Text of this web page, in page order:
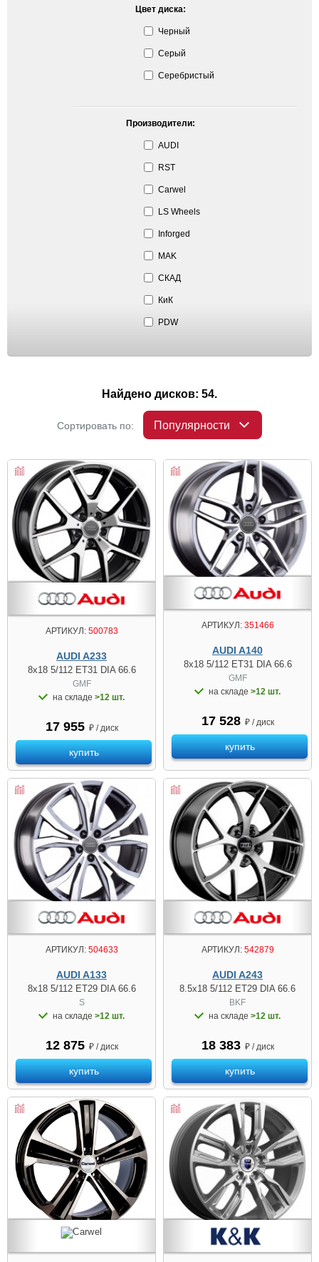
Цвет диска:
Черный
Серый
Серебристый
Производители:
AUDI
RST
Carwel
LS Wheels
Inforged
MAK
СКАД
КиК
PDW
Найдено дисков: 54.
Сортировать по: Популярности
АРТИКУЛ:500783
AUDI A233
8x18 5/112 ET31 DIA 66.6
GMF
на складе >12 шт.
17 955 ₽ / диск
купить
АРТИКУЛ:351466
AUDI A140
8x18 5/112 ET31 DIA 66.6
GMF
на складе >12 шт.
17 528 ₽ / диск
купить
АРТИКУЛ:504633
AUDI A133
8x18 5/112 ET29 DIA 66.6
S
на складе >12 шт.
12 875 ₽ / диск
купить
АРТИКУЛ:542879
AUDI A243
8.5x18 5/112 ET29 DIA 66.6
BKF
на складе >12 шт.
18 383 ₽ / диск
купить